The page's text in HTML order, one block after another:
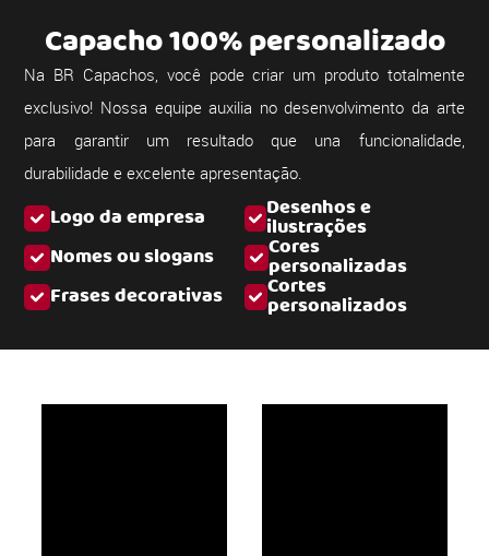
Logo da empresa Desenhos e
ilustrações
Nomes ou slogans
Cores
personalizadas
Frases decorativas
Cortes
personalizados
Capacho 100% personalizado
Na BR Capachos, você pode criar um produto totalmente
exclusivo! Nossa equipe auxilia no desenvolvimento da arte
para garantir um resultado que una funcionalidade,
durabilidade e excelente apresentação.